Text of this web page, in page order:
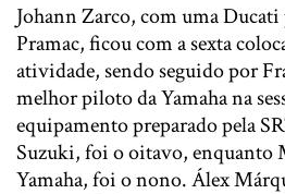
Johann Zarco, com uma Ducati
Pramac, ficou com a sexta
atividade, sendo seguido por
melhor piloto da Yamaha na
equipamento preparado pela
Suzuki, foi o oitavo, enquanto
Yamaha, foi o nono. Álex